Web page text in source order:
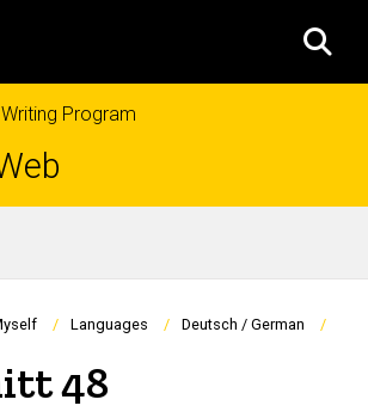
Program
Languages
Deutsch / German
48